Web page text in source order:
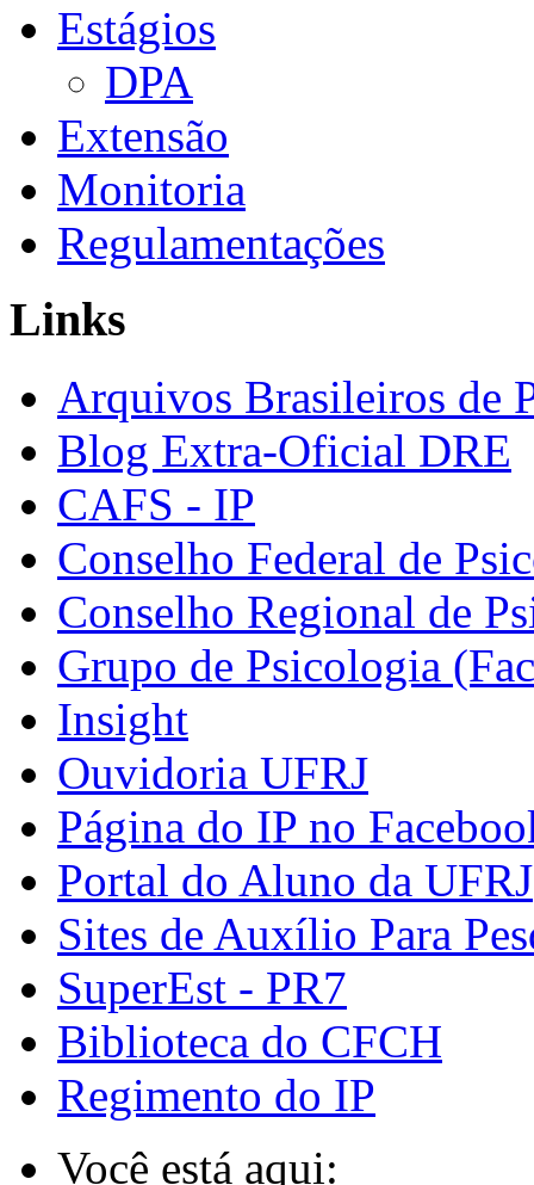
Estágios
DPA
Extensão
Monitoria
Regulamentações
Links
Arquivos Brasileiros de
Blog Extra-Oficial DRE
CAFS - IP
Conselho Federal de
Conselho Regional de
Grupo de Psicologia
Insight
Ouvidoria UFRJ
Página do IP no
Portal do Aluno da UFRJ
Sites de Auxílio Para
SuperEst - PR7
Biblioteca do CFCH
Regimento do IP
Você está aqui: